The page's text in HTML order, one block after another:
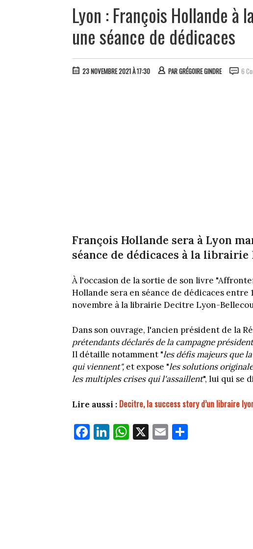
Lyon : François Hollande
une séance de dédicaces
23 NOVEMBRE 2021 À 17:30 PARGRÉGOIRE GINDRE 6
François Hollande sera à Lyon
séance de dédicaces à la
À l'occasion de la sortie de son livre
Hollande sera en séance de dédicaces entre
novembre à la librairie Decitre Lyon-
Dans son ouvrage, l'ancien président de la
prétendants déclarés de la campagne
Il détaille notamment "les défis majeurs que
qui viennent", et expose "les solutions
les multiples crises qui l'assaillent", lui qui se
Lire aussi : Decitre, la success story d’un libraire
Fa
ce
Li
nk
W
ha
X E
m